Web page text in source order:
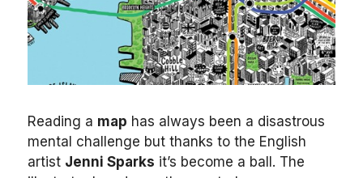
Reading a map has always been a disastrous
mental challenge but thanks to the English
artist Jenni Sparks it’s become a ball. The